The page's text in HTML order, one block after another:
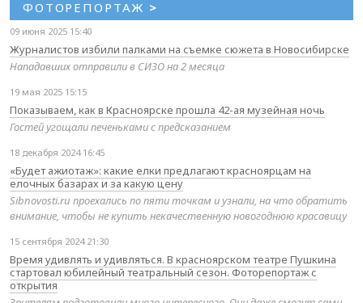
ФОТОРЕПОРТАЖ >
09 июня 2025 15:40
Журналистов избили палками на съемке сюжета в Новосибирске
Нападавших отправили в СИЗО на 2 месяца
19 мая 2025 15:15
Показываем, как в Красноярске прошла 42-ая музейная ночь
Гостей угощали печеньками с предсказанием
18 декабря 2024 16:45
«Будет ажиотаж»: какие елки предлагают красноярцам на
елочных базарах и за какую цену
Sibnovosti.ru проехались по пяти точкам и узнали, на что обратить
внимание, чтобы не купить некачественную новогоднюю красавицу
15 сентября 2024 21:30
Время удивлять и удивляться. В красноярском театре Пушкина
стартовал юбилейный театральный сезон. Фоторепортаж с
открытия